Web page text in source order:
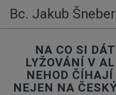
Bc. Jakub
NA CO SI
LYŽOVÁNÍ V
NEHOD
NEJEN NA